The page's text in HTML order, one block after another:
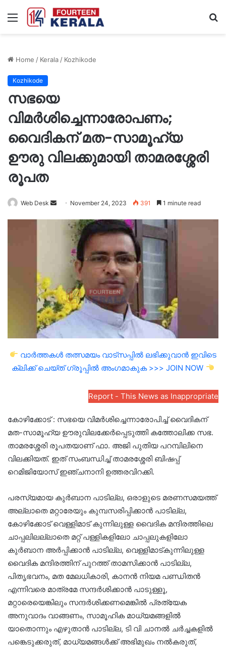
Menu
Home / Kerala/ Kozhikode
Kozhikode
സഭയെ
വിമര്‍ശിച്ചെന്നാരോപണം;
വൈദികന് മത-സാമൂഹ്യ
ഊരു വിലക്കുമായി താമരശ്ശേരി
രൂപത
Web Desk
Send
email
November 24, 2023 391 1 minute read
വാർത്തകൾ തത്സമയം വാട്സപ്പിൽ ലഭിക്കുവാൻ ഇവിടെ
ക്ലിക്ക് ചെയ്ത് ഗ്രൂപ്പിൽ അംഗമാകുക >>> JOIN NOW
Report - This News as Inappropriate
കോഴിക്കോട് : സഭയെ വിമര്‍ശിച്ചെന്നാരോപിച്ച് വൈദികന്
മത-സാമൂഹ്യ ഊരുവിലക്കേര്‍പ്പെടുത്തി കത്തോലിക്ക സഭ.
താമരശ്ശേരി രൂപതയാണ് ഫാ. അജി പുതിയ പറമ്പിലിനെ
വിലക്കിയത്. ഇത് സംബന്ധിച്ച് താമരശ്ശേരി ബിഷപ്പ്
റെമിജിയോസ് ഇഞ്ചനാനി ഉത്തരവിറക്കി.
പരസ്യമായ കുര്‍ബാന പാടില്ല, ഒരാളുടെ മരണസമയത്ത്
അല്ലാതെ മറ്റാരേയും കുമ്പസരിപ്പിക്കാന്‍ പാടില്ല,
കോഴിക്കോട് വെള്ളിമാട് കുന്നിലുള്ള വൈദിക മന്ദിരത്തിലെ
ചാപ്പലിലല്ലാതെ മറ്റ് പള്ളികളിലോ ചാപ്പലുകളിലോ
കുര്‍ബാന അര്‍പ്പിക്കാന്‍ പാടില്ല, വെള്ളിമാട്കുന്നിലുള്ള
വൈദിക മന്ദിരത്തിന് പുറത്ത് താമസിക്കാന്‍ പാടില്ല,
പിതൃഭവനം, മത മേലധികാരി, കാനന്‍ നിയമ പണ്ഡിതന്‍
എന്നിവരെ മാത്രമേ സന്ദര്‍ശിക്കാന്‍ പാടുള്ളൂ,
മറ്റാരെയെങ്കിലും സന്ദര്‍ശിക്കണമെങ്കില്‍ പ്രത്യേക
അനുവാദം വാങ്ങണം, സാമൂഹിക മാധ്യമങ്ങളില്‍
യാതൊന്നും എഴുതാന്‍ പാടില്ല, ടി വി ചാനല്‍ ചര്‍ച്ചകളില്‍
പങ്കെടുക്കരുത്, മാധ്യമങ്ങള്‍ക്ക് അഭിമുഖം നല്‍കരുത്,